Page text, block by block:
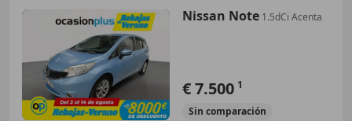
Nissan Note 1.5dCi Acenta
€ 7.500 1
Sin comparación